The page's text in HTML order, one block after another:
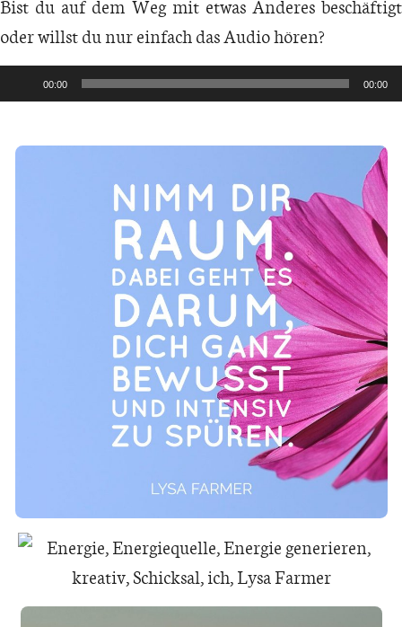
Bist du auf dem Weg mit etwas Anderes beschäftigt
oder willst du nur einfach das Audio hören?
00:00 00:00